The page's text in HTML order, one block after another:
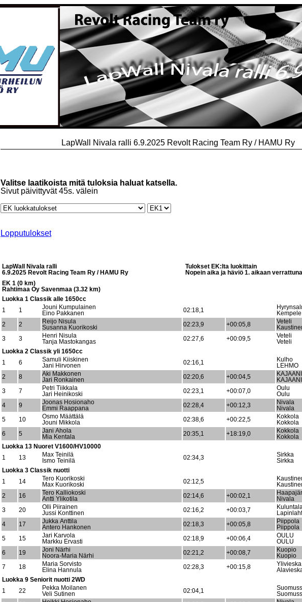
LapWall Nivala ralli 6.9.2025 Revolt Racing Team Ry / HAMU Ry
Valitse laatikoista mitä tuloksia haluat katsella.
Sivut päivittyvät 45s. välein
Lopputulokset
LapWall Nivala ralli
6.9.2025 Revolt Racing Team Ry / HAMU Ry
Tulokset EK:lta luokittain
Nopein aika ja häviö 1. aikaan verrattuna
EK 1 (0 km)
Rahtimaa Oy Savenmaa (3.32 km)
Luokka 1 Classik alle 1650cc
1
1
Jouni Kumpulainen
Eino Pakkanen
02:18,1
Kempele
2
2
Reijo Nisula
Susanna Kuorikoski
02:23,9 +00:05,8
Veteli
3
3
Henri Nisula
Tanja Mastokangas
02:27,6 +00:09,5
Veteli
Veteli
Luokka 2 Classik yli 1650cc
1
6
Samuli Kiiskinen
Jani Hirvonen
02:16,1
Kulho
LEHMO
2
8
Aki Makkonen
Jari Ronkainen
02:20,6 +00:04,5
KAJAANI
KAJAANI
3
7
Petri Tiikkala
Jari Heinikoski
02:23,1 +00:07,0
Oulu
Oulu
4
9
Joonas Hosionaho
Emmi Raappana
02:28,4 +00:12,3
Nivala
Nivala
5
10
Osmo Määttälä
Jouni Mikkola
02:38,6 +00:22,5
Kokkola
Kokkola
6
5
Jani Ahola
Mia Kentala
20:35,1 +18:19,0
Kokkola
Kokkola
Luokka 13 Nuoret V1600/HV10000
1
13
Max Teinilä
Ismo Teinilä
02:34,3
Sirkka
Sirkka
Luokka 3 Classik nuotti
1
14
Tero Kuorikoski
Max Kuorikoski
02:12,5
2
16
Tero Kalliokoski
Antti Ylikotila
02:14,6 +00:02,1
Nivala
3
20
Olli Piirainen
Jussi Konttinen
02:16,2 +00:03,7
4
17
Jukka Anttila
Antero Hankonen
02:18,3 +00:05,8
Piippola
Piippola
5
15
Jari Karvola
Markku Ervasti
02:18,9 +00:06,4
OULU
OULU
6
19
Joni Närhi
Noora-Maria Närhi
02:21,2 +00:08,7
Kuopio
Kuopio
7
18
Maria Sorvisto
Elina Hannula
02:28,3 +00:15,8
Ylivieska
Luokka 9 Seniorit nuotti 2WD
1
22
Pekka Moilanen
Veli Sutinen
02:04,1